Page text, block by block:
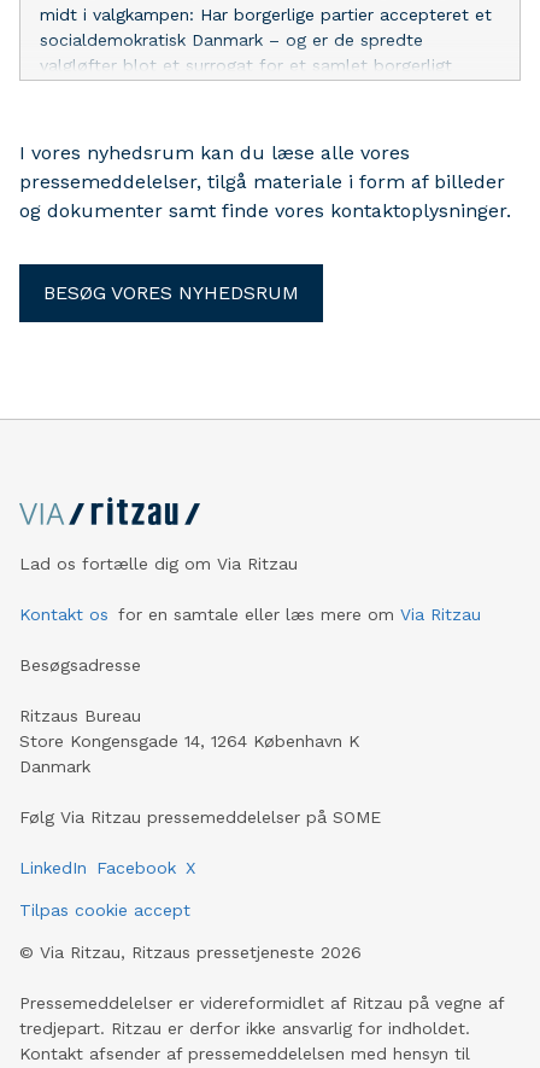
midt i valgkampen: Har borgerlige partier accepteret et
socialdemokratisk Danmark – og er de spredte
valgløfter blot et surrogat for et samlet borgerligt
demokrati.
I vores nyhedsrum kan du læse alle vores
pressemeddelelser, tilgå materiale i form af billeder
og dokumenter samt finde vores kontaktoplysninger.
BESØG VORES NYHEDSRUM
Lad os fortælle dig om Via Ritzau
Kontakt os for en samtale eller læs mere om Via Ritzau
Besøgsadresse
Ritzaus Bureau
Store Kongensgade 14, 1264 København K
Danmark
Følg Via Ritzau pressemeddelelser på SOME
LinkedIn Facebook X
Tilpas cookie accept
© Via Ritzau, Ritzaus pressetjeneste 2026
Pressemeddelelser er videreformidlet af Ritzau på vegne af
tredjepart. Ritzau er derfor ikke ansvarlig for indholdet.
Kontakt afsender af pressemeddelelsen med hensyn til